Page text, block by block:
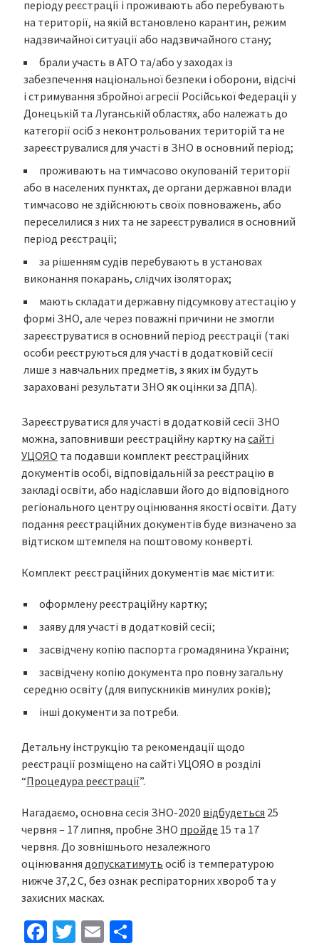
періоду реєстрації і проживають або перебувають
на території, на якій встановлено карантин, режим
надзвичайної ситуації або надзвичайного стану;
брали участь в АТО та/або у заходах із
забезпечення національної безпеки і оборони, відсічі
і стримування збройної агресії Російської Федерації у
Донецькій та Луганській областях, або належать до
категорії осіб з неконтрольованих територій та не
зареєструвалися для участі в ЗНО в основний період;
проживають на тимчасово окупованій території
або в населених пунктах, де органи державної влади
тимчасово не здійснюють своїх повноважень, або
переселилися з них та не зареєструвалися в основний
період реєстрації;
за рішенням судів перебувають в установах
виконання покарань, слідчих ізоляторах;
мають складати державну підсумкову атестацію у
формі ЗНО, але через поважні причини не змогли
зареєструватися в основний період реєстрації (такі
особи реєструються для участі в додатковій сесії
лише з навчальних предметів, з яких їм будуть
зараховані результати ЗНО як оцінки за ДПА).
Зареєструватися для участі в додатковій сесії ЗНО
можна, заповнивши реєстраційну картку на сайті
УЦОЯО та подавши комплект реєстраційних
документів особі, відповідальній за реєстрацію в
закладі освіти, або надіславши його до відповідного
регіонального центру оцінювання якості освіти. Дату
подання реєстраційних документів буде визначено за
відтиском штемпеля на поштовому конверті.
Комплект реєстраційних документів має містити:
оформлену реєстраційну картку;
заяву для участі в додатковій сесії;
засвідчену копію паспорта громадянина України;
засвідчену копію документа про повну загальну
середню освіту (для випускників минулих років);
інші документи за потреби.
Детальну інструкцію та рекомендації щодо
реєстрації розміщено на сайті УЦОЯО в розділі
“Процедура реєстрації”.
Нагадаємо, основна сесія ЗНО-2020 відбудеться 25
червня – 17 липня, пробне ЗНО пройде 15 та 17
червня. До зовнішнього незалежного
оцінювання допускатимуть осіб із температурою
нижче 37,2 С, без ознак респіраторних хвороб та у
захисних масках.
Fa T
E